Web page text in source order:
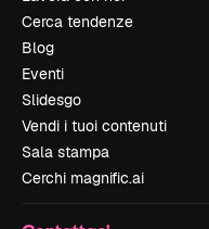
Cerca tendenze
Blog
Eventi
Slidesgo
Vendi i tuoi contenuti
Sala stampa
Cerchi magnific.ai